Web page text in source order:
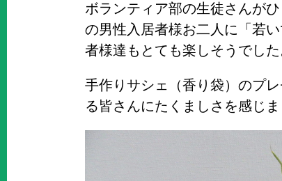
ボランティア部の生徒さんが
の男性入居者様お二人に「若
者様達もとても楽しそうでした
手作りサシェ（香り袋）のプ
る皆さんにたくましさを感じま